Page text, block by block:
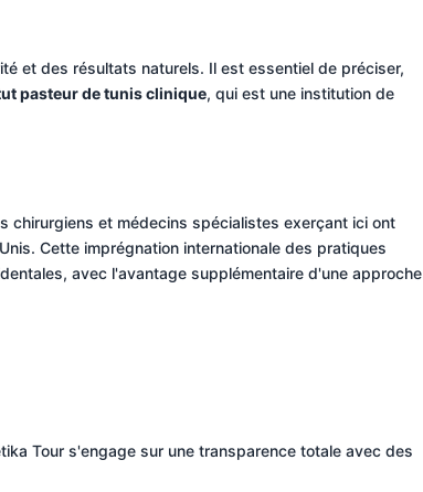
et des résultats naturels. Il est essentiel de préciser,
pasteur de tunis clinique, qui est une institution de
chirurgiens et médecins spécialistes exerçant ici ont
Cette imprégnation internationale des pratiques
avec l'avantage supplémentaire d'une approche
Tour s'engage sur une transparence totale avec des